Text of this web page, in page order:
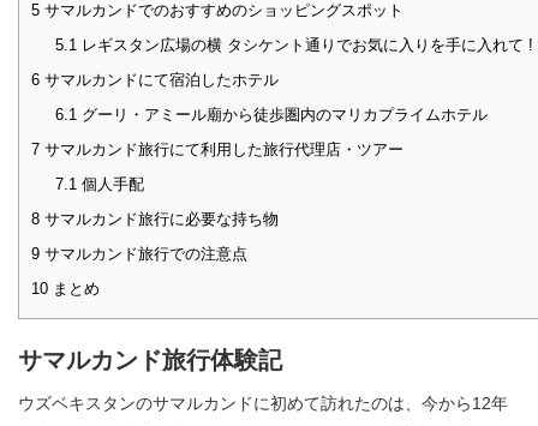
5 サマルカンドでのおすすめのショッピングスポット
5.1レギスタン広場の横 タシケント通りでお気に入りを手に入れて !
6 サマルカンドにて宿泊したホテル
6.1グーリ・アミール廟から徒歩圏内のマリカプライムホテル
7 サマルカンド旅行にて利用した旅行代理店・ツアー
7.1個人手配
8 サマルカンド旅行に必要な持ち物
9 サマルカンド旅行での注意点
10 まとめ
サマルカンド旅行体験記
ウズベキスタンのサマルカンドに初めて訪れたのは、今から12年